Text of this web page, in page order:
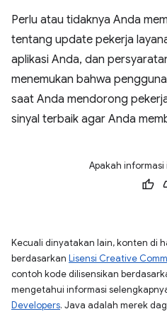
Perlu atau tidaknya Anda
tentang update pekerja
aplikasi Anda, dan
menemukan bahwa
saat Anda mendorong
sinyal terbaik agar Anda
Apakah informasi
Kecuali dinyatakan lain, konten di
berdasarkan Lisensi Creative
contoh kode dilisensikan
mengetahui informasi
Developers. Java adalah merek